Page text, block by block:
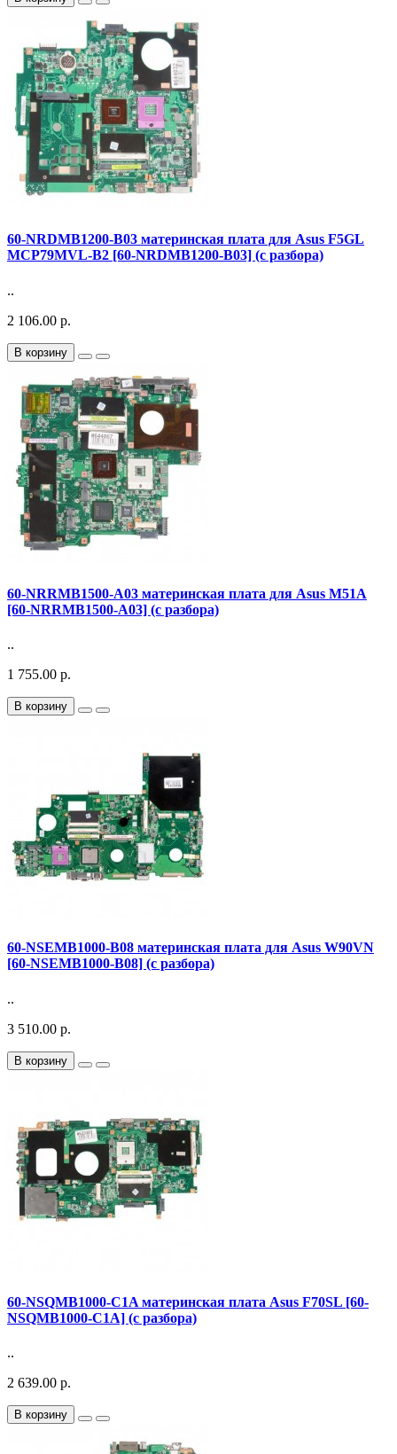
60-NRDMB1200-B03 материнская плата для Asus F5GL
MCP79MVL-B2 [60-NRDMB1200-B03] (с разбора)
..
2 106.00 р.
В корзину
60-NRRMB1500-A03 материнская плата для Asus M51A
[60-NRRMB1500-A03] (с разбора)
..
1 755.00 р.
В корзину
60-NSEMB1000-B08 материнская плата для Asus W90VN
[60-NSEMB1000-B08] (с разбора)
..
3 510.00 р.
В корзину
60-NSQMB1000-C1A материнская плата Asus F70SL [60-
NSQMB1000-C1A] (с разбора)
..
2 639.00 р.
В корзину